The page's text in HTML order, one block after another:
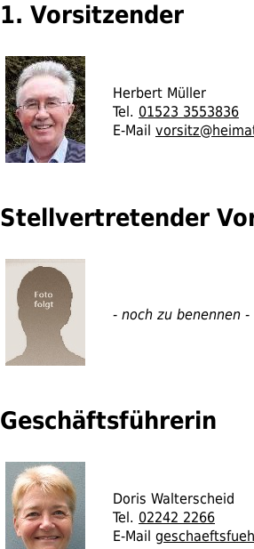
1. Vorsitzender
Herbert Müller
Tel. 01523 3553836
E-Mail
Stellvertretender
- noch zu benennen -
Geschäftsführerin
Doris Walterscheid
Tel. 02242 2266
E-Mail